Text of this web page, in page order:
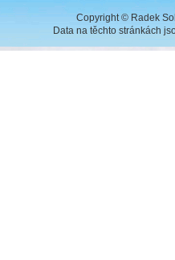
Copyright© Radek
Data na těchto stránkách